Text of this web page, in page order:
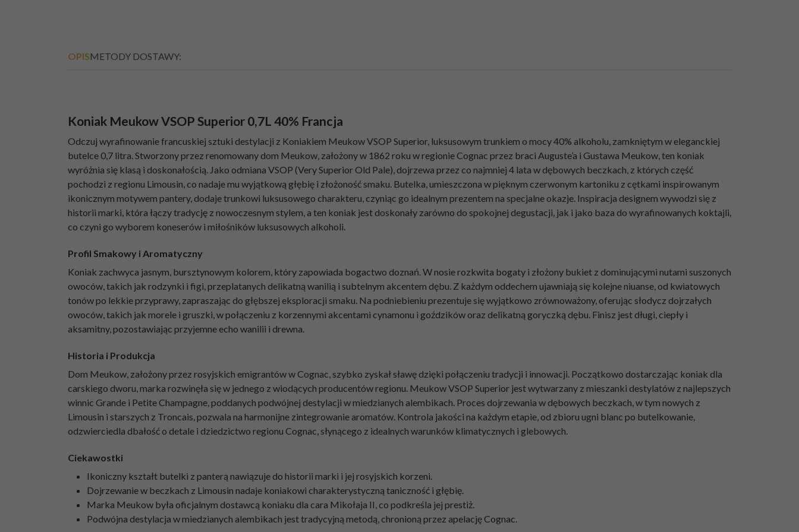
OPISMETODY DOSTAWY:
Koniak Meukow VSOP Superior 0,7L 40% Francja
Odczuj wyrafinowanie francuskiej sztuki destylacji z Koniakiem Meukow VSOP Superior, luksusowym trunkiem o mocy 40% alkoholu, zamkniętym w eleganckiej
butelce 0,7 litra. Stworzony przez renomowany dom Meukow, założony w 1862 roku w regionie Cognac przez braci Auguste’a i Gustawa Meukow, ten koniak
wyróżnia się klasą i doskonałością. Jako odmiana VSOP (Very Superior Old Pale), dojrzewa przez co najmniej 4 lata w dębowych beczkach, z których część
pochodzi z regionu Limousin, co nadaje mu wyjątkową głębię i złożoność smaku. Butelka, umieszczona w pięknym czerwonym kartoniku z cętkami inspirowanym
ikonicznym motywem pantery, dodaje trunkowi luksusowego charakteru, czyniąc go idealnym prezentem na specjalne okazje. Inspiracja designem wywodzi się z
historii marki, która łączy tradycję z nowoczesnym stylem, a ten koniak jest doskonały zarówno do spokojnej degustacji, jak i jako baza do wyrafinowanych koktajli,
co czyni go wyborem koneserów i miłośników luksusowych alkoholi.
Profil Smakowy i Aromatyczny
Koniak zachwyca jasnym, bursztynowym kolorem, który zapowiada bogactwo doznań. W nosie rozkwita bogaty i złożony bukiet z dominującymi nutami suszonych
owoców, takich jak rodzynki i figi, przeplatanych delikatną wanilią i subtelnym akcentem dębu. Z każdym oddechem ujawniają się kolejne niuanse, od kwiatowych
tonów po lekkie przyprawy, zapraszając do głębszej eksploracji smaku. Na podniebieniu prezentuje się wyjątkowo zrównoważony, oferując słodycz dojrzałych
owoców, takich jak morele i gruszki, w połączeniu z korzennymi akcentami cynamonu i goździków oraz delikatną goryczką dębu. Finisz jest długi, ciepły i
aksamitny, pozostawiając przyjemne echo wanilii i drewna.
Historia i Produkcja
Dom Meukow, założony przez rosyjskich emigrantów w Cognac, szybko zyskał sławę dzięki połączeniu tradycji i innowacji. Początkowo dostarczając koniak dla
carskiego dworu, marka rozwinęła się w jednego z wiodących producentów regionu. Meukow VSOP Superior jest wytwarzany z mieszanki destylatów z najlepszych
winnic Grande i Petite Champagne, poddanych podwójnej destylacji w miedzianych alembikach. Proces dojrzewania w dębowych beczkach, w tym nowych z
Limousin i starszych z Troncais, pozwala na harmonijne zintegrowanie aromatów. Kontrola jakości na każdym etapie, od zbioru ugni blanc po butelkowanie,
odzwierciedla dbałość o detale i dziedzictwo regionu Cognac, słynącego z idealnych warunków klimatycznych i glebowych.
Ciekawostki
Ikoniczny kształt butelki z panterą nawiązuje do historii marki i jej rosyjskich korzeni.
Dojrzewanie w beczkach z Limousin nadaje koniakowi charakterystyczną taniczność i głębię.
Marka Meukow była oficjalnym dostawcą koniaku dla cara Mikołaja II, co podkreśla jej prestiż.
Podwójna destylacja w miedzianych alembikach jest tradycyjną metodą, chronioną przez apelację Cognac.